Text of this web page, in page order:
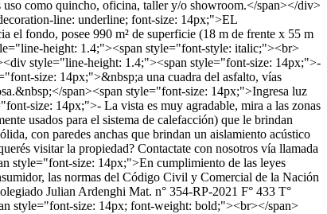
como quincho, oficina, taller y/o showroom.</span></div>
line: underline; font-size: 14px;">EL
fondo, posee 990 m² de superficie (18 m de frente x 55 m
height: 1.4;"><span style="font-style: italic;"><br>
style="line-height: 1.4;"><span style="font-size: 14px;">-
size: 14px;">&nbsp;a una cuadra del asfalto, vías
span><span style="font-size: 14px;">Ingresa luz
size: 14px;">- La vista es muy agradable, mira a las zonas
usados para el sistema de calefacción) que le brindan
con paredes anchas que brindan un aislamiento acústico
visitar la propiedad? Contactate con nosotros vía llamada
size: 14px;">En cumplimiento de las leyes
las normas del Código Civil y Comercial de la Nación
Julian Ardenghi Mat. n° 354-RP-2021 F° 433 T°
style="font-size: 14px; font-weight: bold;"><br></span>